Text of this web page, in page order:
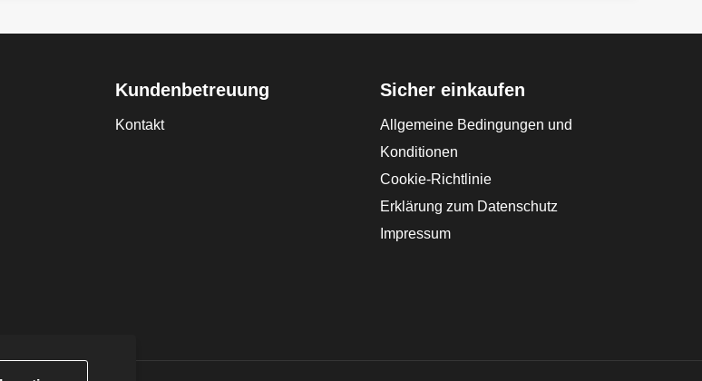
Kundenbetreuung
Kontakt
Sicher einkaufen
Allgemeine Bedingungen und
Konditionen
Cookie-Richtlinie
Erklärung zum Datenschutz
Impressum